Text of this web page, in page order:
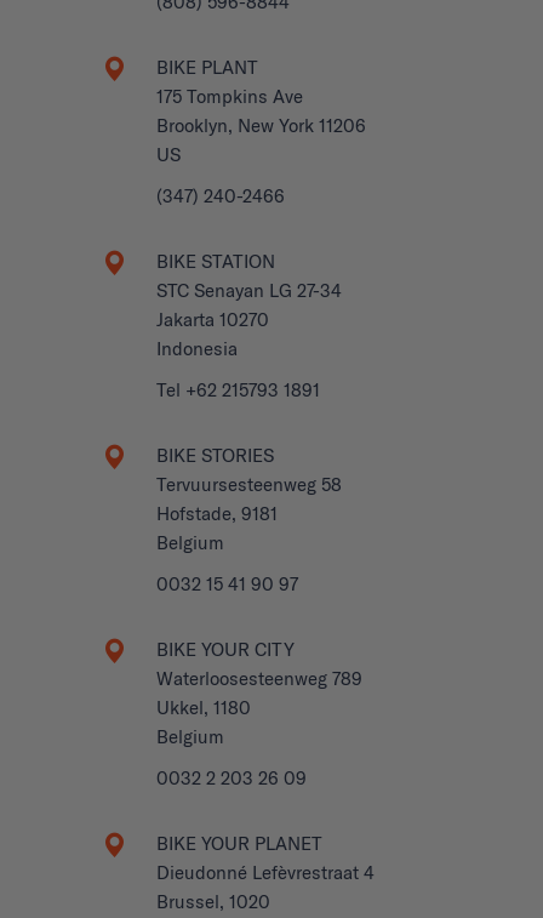
BIKE PLANT
175 Tompkins Ave
Brooklyn, New York 11206
US
(347) 240-2466
BIKE STATION
STC Senayan LG 27-34
Jakarta 10270
Indonesia
Tel +62 215793 1891
BIKE STORIES
Tervuursesteenweg 58
Hofstade, 9181
Belgium
0032 15 41 90 97
BIKE YOUR CITY
Waterloosesteenweg 789
Ukkel, 1180
Belgium
0032 2 203 26 09
BIKE YOUR PLANET
Dieudonné Lefèvrestraat 4
Brussel, 1020